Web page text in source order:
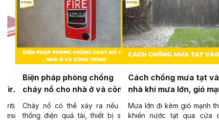
Biện pháp phòng chống
cháy nổ cho nhà ở và công
trình
Cháy nổ có thể xảy ra nếu hệ
thống điện quá tải, thiết bị sinh
Cách chống mưa tạt
nhà khi mưa lớn, gió
Mưa lớn đi kèm gió mạnh
khiến nước tạt qua cửa